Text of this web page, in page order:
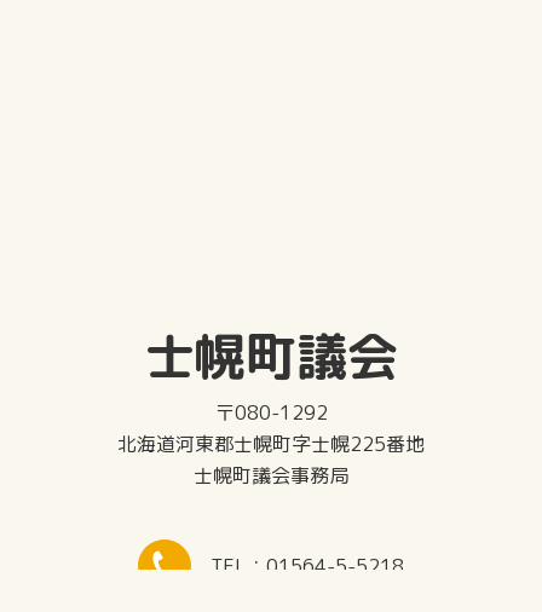
士幌町議会
〒080-1292
北海道河東郡士幌町字士幌225番地
士幌町議会事務局
TEL：01564-5-5218